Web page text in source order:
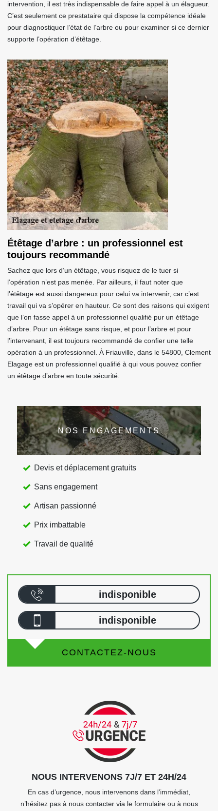
intervention, il est très indispensable de faire appel à un élagueur.
C’est seulement ce prestataire qui dispose la compétence idéale
pour diagnostiquer l’état de l’arbre ou pour examiner si ce dernier
supporte l’opération d’étêtage.
Étêtage d’arbre : un professionnel est
toujours recommandé
Sachez que lors d’un étêtage, vous risquez de le tuer si
l’opération n’est pas menée. Par ailleurs, il faut noter que
l’étêtage est aussi dangereux pour celui va intervenir, car c’est
travail qui va s’opérer en hauteur. Ce sont des raisons qui exigent
que l’on fasse appel à un professionnel qualifié pur un étêtage
d’arbre. Pour un étêtage sans risque, et pour l’arbre et pour
l’intervenant, il est toujours recommandé de confier une telle
opération à un professionnel. À Friauville, dans le 54800, Clement
Elagage est un professionnel qualifié à qui vous pouvez confier
un étêtage d’arbre en toute sécurité.
NOS ENGAGEMENTS
Devis et déplacement gratuits
Sans engagement
Artisan passionné
Prix imbattable
Travail de qualité
indisponible
indisponible
CONTACTEZ-NOUS
NOUS INTERVENONS 7J/7 ET 24H/24
En cas d’urgence, nous intervenons dans l’immédiat,
n’hésitez pas à nous contacter via le formulaire ou à nous